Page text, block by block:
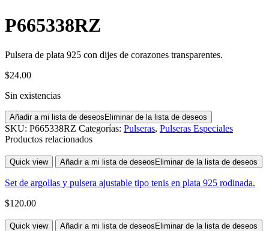
P665338RZ
Pulsera de plata 925 con dijes de corazones transparentes.
$24.00
Sin existencias
Añadir a mi lista de deseos Eliminar de la lista de deseos
SKU: P665338RZ Categorías: Pulseras, Pulseras Especiales
Productos relacionados
Quick view Añadir a mi lista de deseos Eliminar de la lista de deseos
Set de argollas y pulsera ajustable tipo tenis en plata 925 rodinada.
$120.00
Quick view Añadir a mi lista de deseos Eliminar de la lista de deseos